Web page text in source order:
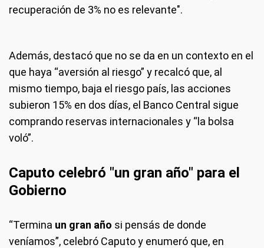
recuperación de 3% no es relevante".
Además, destacó que no se da en un contexto en el
que haya “aversión al riesgo” y recalcó que, al
mismo tiempo, baja el riesgo país, las acciones
subieron 15% en dos días, el Banco Central sigue
comprando reservas internacionales y “la bolsa
voló”.
Caputo celebró "un gran año" para el
Gobierno
“Termina un gran año si pensás de donde
veníamos”, celebró Caputo y enumeró que, en